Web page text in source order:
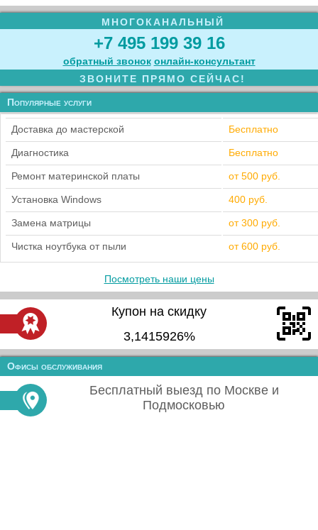
МНОГОКАНАЛЬНЫЙ
+7 495 199 39 16
обратный звонок онлайн‑консультант
ЗВОНИТЕ ПРЯМО СЕЙЧАС!
Популярные услуги
Доставка до мастерской Бесплатно
Диагностика Бесплатно
Ремонт материнской платы от 500 руб.
Установка Windows 400 руб.
Замена матрицы от 300 руб.
Чистка ноутбука от пыли от 600 руб.
Посмотреть наши цены
Купон на скидку
3,1415926%
Офисы обслуживания
Бесплатный выезд по Москве и
Подмосковью